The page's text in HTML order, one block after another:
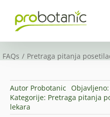
content
FAQs Pretraga pitanja
Autor Probotanic
Kategorije: Pretraga pitanja
lekara